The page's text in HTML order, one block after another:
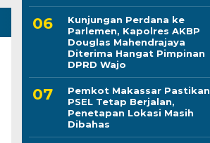
Kunjungan Perdana ke
Parlemen, Kapolres AKBP
Douglas Mahendrajaya
Diterima Hangat Pimpinan
DPRD Wajo
Pemkot Makassar Pastikan
PSEL Tetap Berjalan,
Penetapan Lokasi Masih
Dibahas